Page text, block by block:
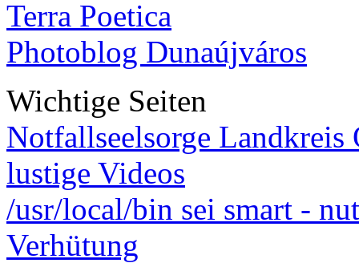
Terra Poetica
Photoblog Dunaújváros
Wichtige Seiten
Notfallseelsorge Landkreis
lustige Videos
/usr/local/bin sei smart -
Verhütung